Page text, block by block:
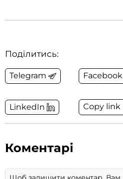
Поділитись:
Telegram Facebook
LinkedIn Copy link
Коментарі